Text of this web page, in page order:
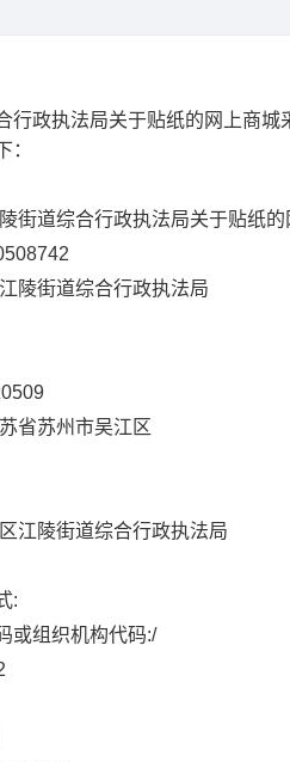
行政执法局关于贴纸的网上商城
：
街道综合行政执法局关于贴纸
陵街道综合行政执法局
省苏州市吴江区
江陵街道综合行政执法局
:
或组织机构代码:/